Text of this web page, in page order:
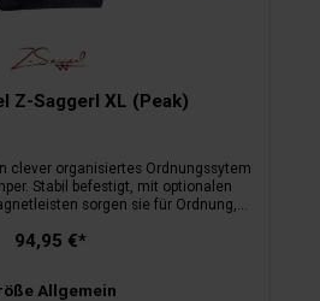
Z-Saggerl XL (Peak)
clever organisiertes Ordnungssytem
Stabil befestigt, mit optionalen
sorgen sie für Ordnung,
94,95 €*
Allgemein